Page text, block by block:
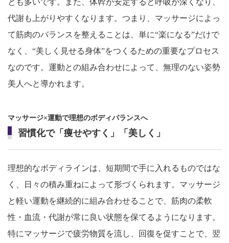
とも多いです。また、体幹が安定すると呼吸が深くなり、
代謝も上がりやすくなります。つまり、マッサージによっ
て筋肉のバランスを整えることは、単に“楽になる”だけで
なく、“美しく見せる身体”をつくるための重要なプロセス
なのです。運動との組み合わせによって、無理のない姿勢
美人へと導かれます。
マッサージ×運動で理想のボディバランスへ
習慣化で「痩せやすく」「美しく」
理想的なボディラインは、短期間で手に入れるものではな
く、日々の積み重ねによって形づくられます。マッサージ
と軽い運動を継続的に組み合わせることで、筋肉の柔軟
性・血流・代謝が常に良い状態を保てるようになります。
特にマッサージで疲労物質を流し、回復を促すことで、翌